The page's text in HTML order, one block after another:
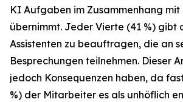
KI Aufgaben im Zusammenhang mit
übernimmt. Jeder Vierte (41 %) gibt
Assistenten zu beauftragen, die an
Besprechungen teilnehmen. Dieser
jedoch Konsequenzen haben, da
%) der Mitarbeiter es als unhöflich